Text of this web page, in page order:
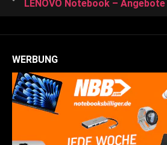
LENOVO Notebook – Angebote
WERBUNG